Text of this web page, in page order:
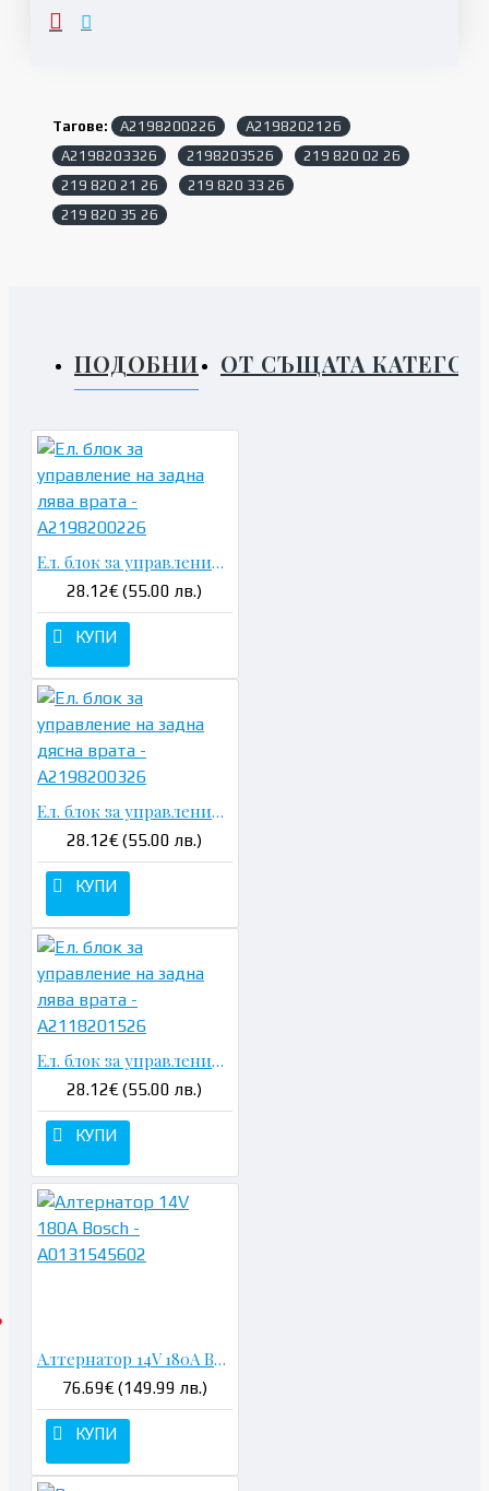
Тагове: A2198200226
A2198202126
A2198203326
2198203526
219 820 02 26
219 820 21 26
219 820 33 26
219 820 35 26
ПОДОБНИ ОТ СЪЩАТА
Ел. блок за управление на задна лява врата - A2198200226
28.12€ (55.00 лв.)
КУПИ
Ел. блок за управление на задна дясна врата - A2198200326
28.12€ (55.00 лв.)
КУПИ
Ел. блок за управление на задна лява врата - A2118201526
28.12€ (55.00 лв.)
КУПИ
Алтернатор 14V 180A Bosch - A0131545602
76.69€ (149.99 лв.)
КУПИ